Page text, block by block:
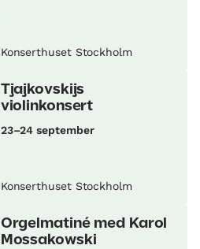
Konserthuset Stockholm
Tjajkovskijs
violinkonsert
23–24 september
Konserthuset Stockholm
Orgelmatiné med Karol
Mossakowski